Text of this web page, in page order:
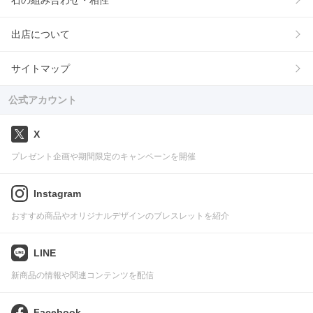
出店について
サイトマップ
公式アカウント
X
プレゼント企画や期間限定のキャンペーンを開催
Instagram
おすすめ商品やオリジナルデザインのブレスレットを紹介
LINE
新商品の情報や関連コンテンツを配信